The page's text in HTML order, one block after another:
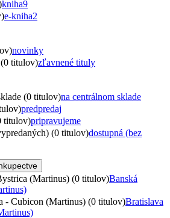
kniha9
e-kniha2
novinky
titulov)zľavnené tituly
(0 titulov)na centrálnom sklade
predpredaj
titulov)pripravujeme
(0 titulov)dostupná (bez
(Martinus) (0 titulov)Banská
- Cubicon (Martinus) (0 titulov)Bratislava